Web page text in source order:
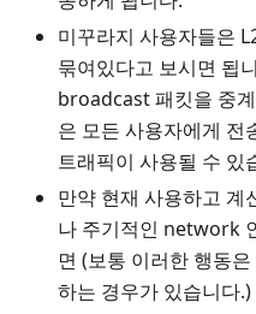
미꾸라지 사용자들은
묶여있다고 보시면 됩
broadcast 패킷을 중
은 모든 사용자에게 전
트래픽이 사용될 수 있
만약 현재 사용하고
나 주기적인 network
면 (보통 이러한 행동
하는 경우가 있습니다